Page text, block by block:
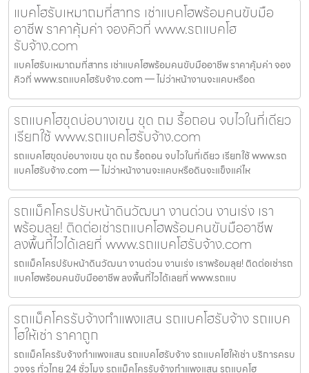
แบคโฮรับเหมาถมที่สาทร เช่าแบคโฮพร้อมคนขับมือ
อาชีพ ราคาคุ้มค่า จองคิวที่ www.รถแบคโฮ
รับจ้าง.com
แบคโฮรับเหมาถมที่สาทร เช่าแบคโฮพร้อมคนขับมืออาชีพ ราคาคุ้มค่า จอง
คิวที่ www.รถแบคโฮรับจ้าง.com — ไม่ว่าหน้างานจะแคบหรือด
รถแบคโฮขุดบ่อบางเขน ขุด ถม รื้อถอน จบไวในที่เดียว
เรียกใช้ www.รถแบคโฮรับจ้าง.com
รถแบคโฮขุดบ่อบางเขน ขุด ถม รื้อถอน จบไวในที่เดียว เรียกใช้ www.รถ
แบคโฮรับจ้าง.com — ไม่ว่าหน้างานจะแคบหรือดินจะแข็งแค่ไห
รถแม็คโครปรับหน้าดินวัฒนา งานด่วน งานเร่ง เรา
พร้อมลุย! ติดต่อเช่ารถแบคโฮพร้อมคนขับมืออาชีพ
ลงพื้นที่ไวได้เลยที่ www.รถแบคโฮรับจ้าง.com
รถแม็คโครปรับหน้าดินวัฒนา งานด่วน งานเร่ง เราพร้อมลุย! ติดต่อเช่ารถ
แบคโฮพร้อมคนขับมืออาชีพ ลงพื้นที่ไวได้เลยที่ www.รถแบ
รถแม็คโครรับจ้างกำแพงแสน รถแบคโฮรับจ้าง รถแบค
โฮให้เช่า ราคาถูก
รถแม็คโครรับจ้างกำแพงแสน รถแบคโฮรับจ้าง รถแบคโฮให้เช่า บริการครบ
วงจร ทั่วไทย 24 ชั่วโมง รถแม็คโครรับจ้างกำแพงแสน รถแบคโฮ